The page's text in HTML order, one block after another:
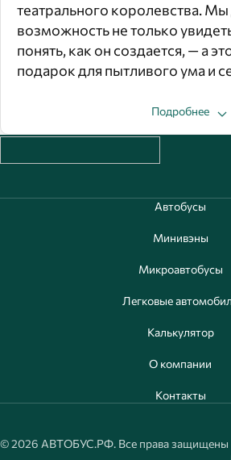
театрального королевства.
возможность не только
понять, как он создается, — а
подарок для пытливого ума и
Подробнее
Автобусы
Минивэны
Микроавтобусы
Легковые
Калькулятор
О компании
Контакты
© 2026 АВТОБУС.РФ. Все права защищены